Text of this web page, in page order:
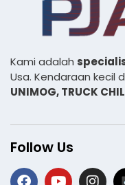
Kami adalah
Usa. Kendaraan kecil
UNIMOG, TRUCK
Follow Us